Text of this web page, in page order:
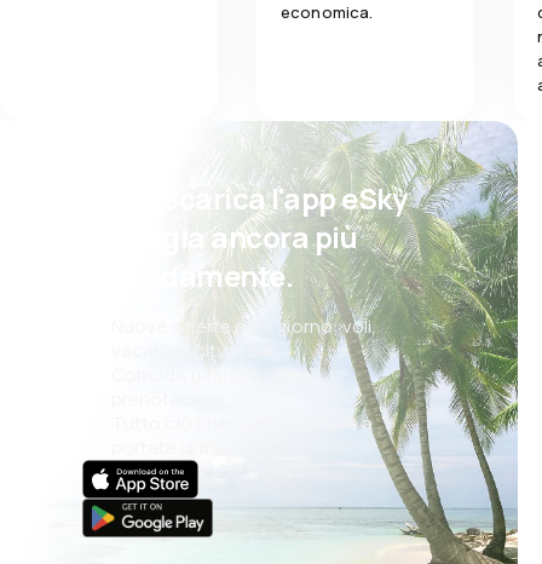
economica.
Psst! Scarica l'app eSky
e viaggia ancora più
comodamente.
Nuove offerte ogni giorno: voli,
vacanze, city break
Comoda gestione delle
Tutto ciò che conta, sempre a